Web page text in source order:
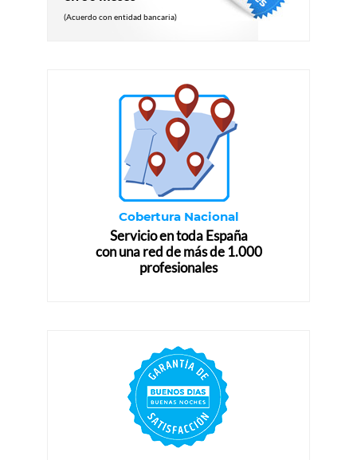
(Acuerdo con entidad bancaria)
Cobertura Nacional
Servicio en toda España
con una red de más de 1.000
profesionales